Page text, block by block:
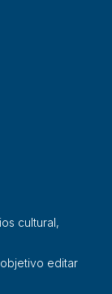
cultural,
editar